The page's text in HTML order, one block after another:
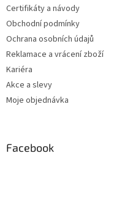
Certifikáty a návody
Obchodní podmínky
Ochrana osobních údajů
Reklamace a vrácení zboží
Kariéra
Akce a slevy
Moje objednávka
Facebook